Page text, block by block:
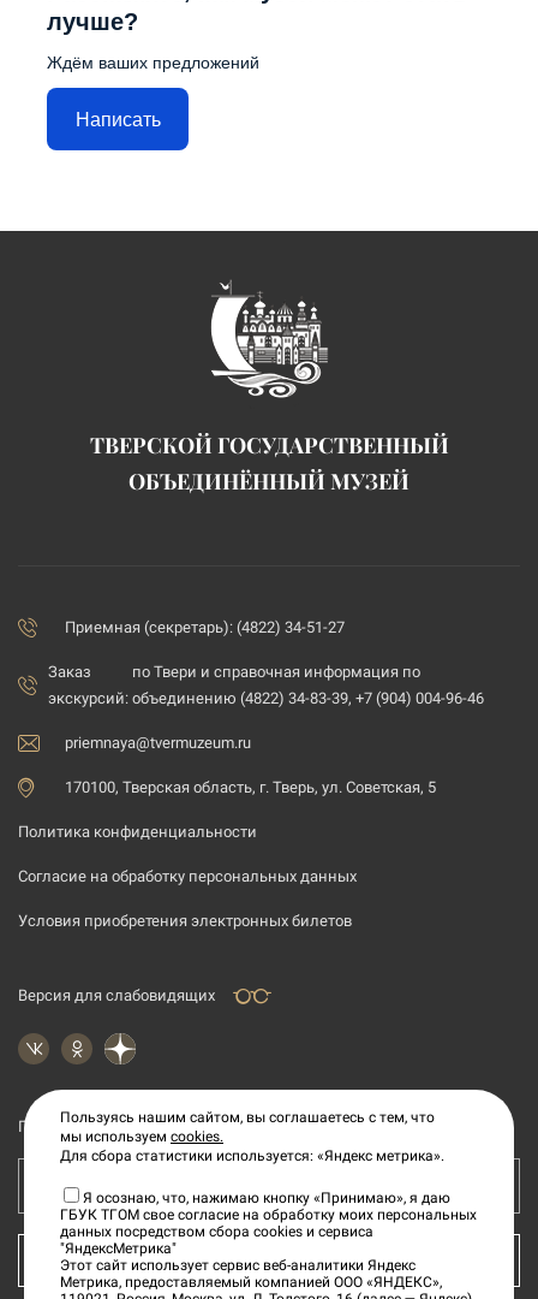
лучше?
Ждём ваших предложений
Написать
ТВЕРСКОЙ ГОСУДАРСТВЕННЫЙ
ОБЪЕДИНЁННЫЙ МУЗЕЙ
Приемная (секретарь): (4822) 34-51-27
Заказ
экскурсий:
по Твери и справочная информация по
объединению (4822) 34-83-39, +7 (904) 004-96-46
priemnaya@tvermuzeum.ru
170100, Тверская область, г. Тверь, ул. Советская, 5
Политика конфиденциальности
Согласие на обработку персональных данных
Условия приобретения электронных билетов
Версия для слабовидящих
Подпишитесь на рассылку новостей
Ваш e-mail адрес
КУПИТЬ БИЛЕТ
Пользуясь нашим сайтом, вы соглашаетесь с тем, что
мы используем cookies.
Для сбора статистики используется: «Яндекс метрика».
Я осознаю, что, нажимаю кнопку «Принимаю», я даю
ГБУК ТГОМ свое согласие на обработку моих персональных
данных посредством сбора cookies и сервиса
"ЯндексМетрика"
Этот сайт использует сервис веб-аналитики Яндекс
Метрика, предоставляемый компанией ООО «ЯНДЕКС»,